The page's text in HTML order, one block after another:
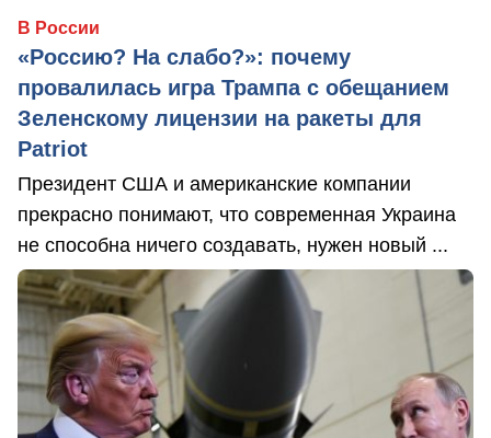
В России
«Россию? На слабо?»: почему
провалилась игра Трампа с обещанием
Зеленскому лицензии на ракеты для
Patriot
Президент США и американские компании
прекрасно понимают, что современная Украина
не способна ничего создавать, нужен новый ...